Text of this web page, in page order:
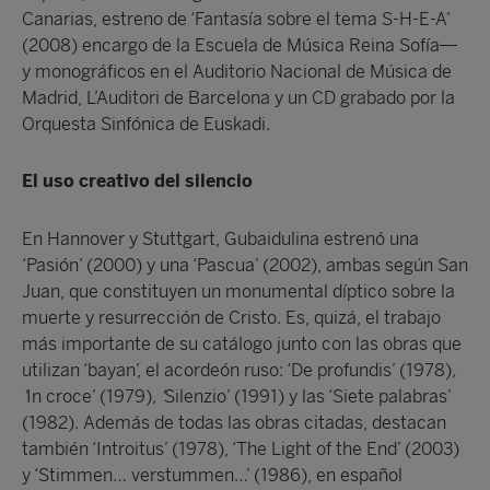
Canarias, estreno de ‘Fantasía sobre el tema S-H-E-A’
(2008) encargo de la Escuela de Música Reina Sofía—
y monográficos en el Auditorio Nacional de Música de
Madrid, L’Auditori de Barcelona y un CD grabado por la
Orquesta Sinfónica de Euskadi.
El uso creativo del silencio
En Hannover y Stuttgart, Gubaidulina estrenó una
‘Pasión’ (2000) y una ‘Pascua’ (2002), ambas según San
Juan, que constituyen un monumental díptico sobre la
muerte y resurrección de Cristo. Es, quizá, el trabajo
más importante de su catálogo junto con las obras que
utilizan ‘bayan’, el acordeón ruso: ‘De profundis’ (1978),
In croce’ (1979), ‘ Silenzio’ (1991) y las ‘Siete palabras’
(1982). Además de todas las obras citadas, destacan
también ‘Introitus’ (1978), ‘The Light of the End’ (2003)
y ‘Stimmen… verstummen…’ (1986), en español